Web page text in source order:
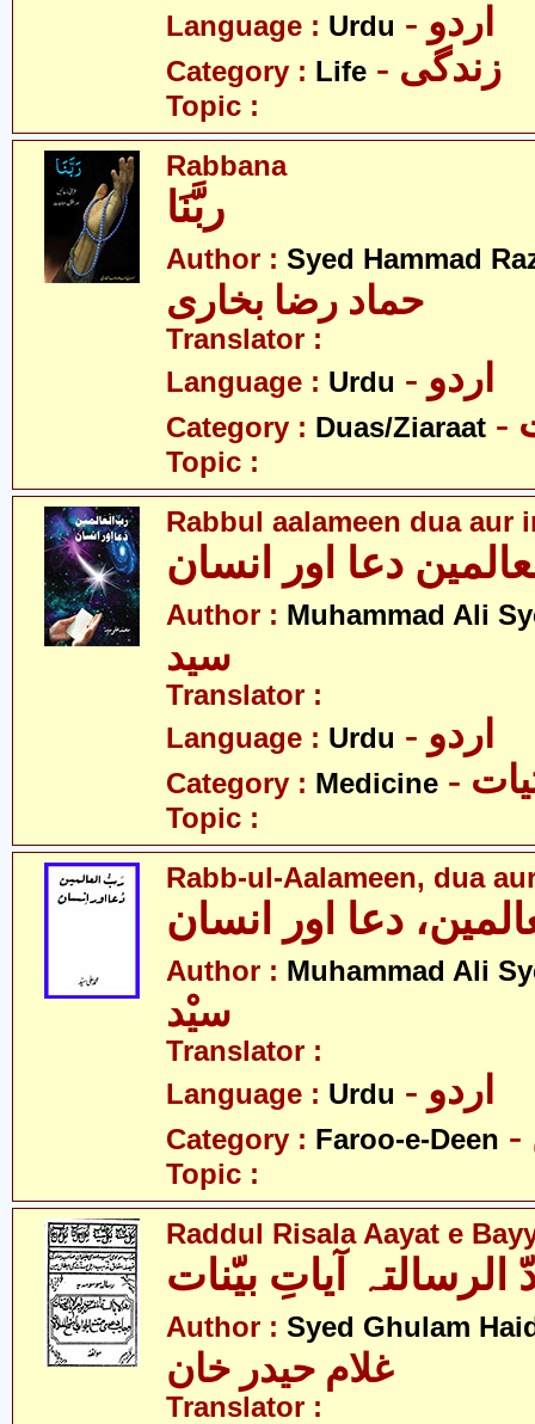
Language : Urdu - اردو
Category : Life - زندگی
Topic :
Rabbana
ربَّنَا
Author : Syed Hammad
حماد رضا بخاری
Translator :
Language : Urdu - اردو
Category : Duas/Ziaraat
Topic :
Rabbul aalameen dua aur
دعا اور انسان
Author : Muhammad Ali
سید
Translator :
Language : Urdu - اردو
Category : Medicine
Topic :
Rabb-ul-Aalameen, dua
دعا اور انسان
Author : Muhammad Ali
سیْد
Translator :
Language : Urdu - اردو
Category : Faroo-e-Deen
Topic :
Raddul Risala Aayat e
الرسالتہ آیاتِ بیّنات
Author : Syed Ghulam
غلام حیدر خان
Translator :